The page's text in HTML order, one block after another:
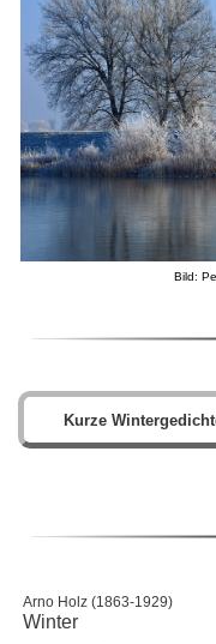
Bild:
Kurze
Arno Holz (1863-1929)
Winter